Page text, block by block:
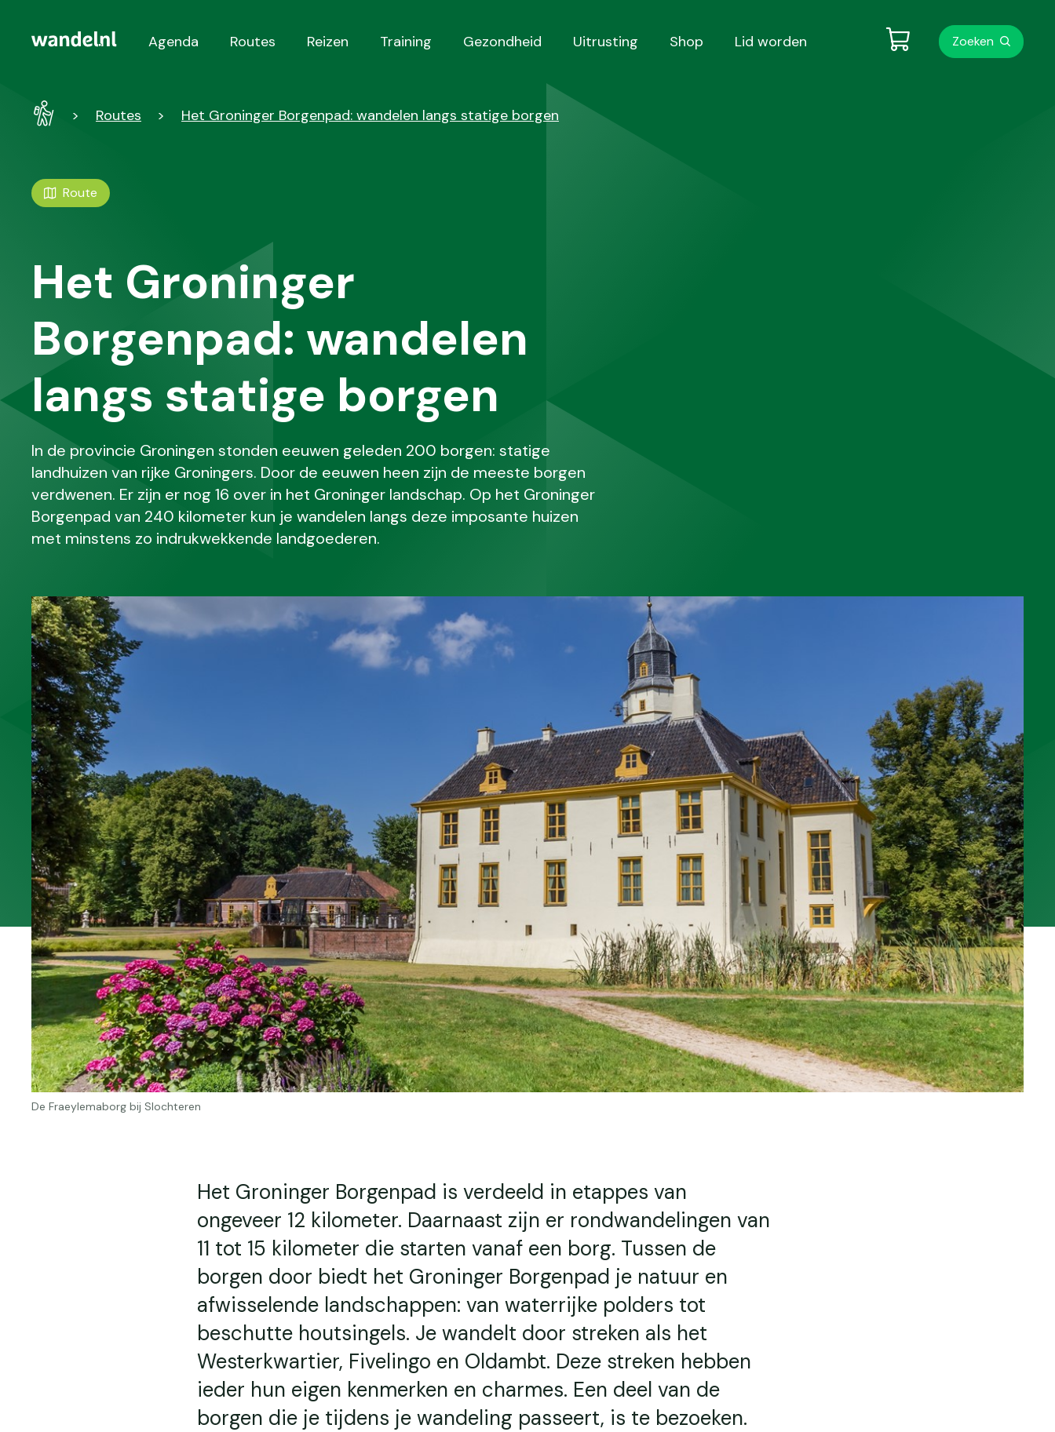
Hoofdnavigatie
Agenda Routes Reizen Training Gezondheid Uitrusting Shop Lid worden Zoeken
WandelRoutes Het Groninger Borgenpad: wandelen langs statige borgen
Route
Het Groninger
Borgenpad: wandelen
langs statige borgen
In de provincie Groningen stonden eeuwen geleden 200 borgen: statige
landhuizen van rijke Groningers. Door de eeuwen heen zijn de meeste borgen
verdwenen. Er zijn er nog 16 over in het Groninger landschap. Op het Groninger
Borgenpad van 240 kilometer kun je wandelen langs deze imposante huizen
met minstens zo indrukwekkende landgoederen.
De Fraeylemaborg bij Slochteren
Het Groninger Borgenpad is verdeeld in etappes van
ongeveer 12 kilometer. Daarnaast zijn er rondwandelingen van
11 tot 15 kilometer die starten vanaf een borg. Tussen de
borgen door biedt het Groninger Borgenpad je natuur en
afwisselende landschappen: van waterrijke polders tot
beschutte houtsingels. Je wandelt door streken als het
Westerkwartier, Fivelingo en Oldambt. Deze streken hebben
ieder hun eigen kenmerken en charmes. Een deel van de
borgen die je tijdens je wandeling passeert, is te bezoeken.